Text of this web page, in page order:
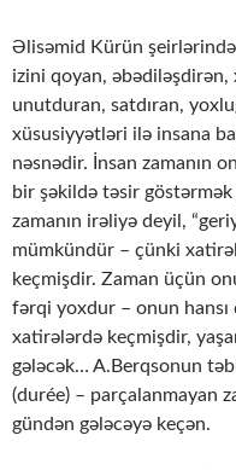
Əlisəmid Kürün
izini qoyan, əbədiləşdirən,
unutduran, satdıran,
xüsusiyyətləri ilə insana
nəsnədir. İnsan zamanın
bir şəkildə təsir
zamanın irəliyə deyil,
mümkündür – çünki
keçmişdir. Zaman üçün
fərqi yoxdur – onun hansı
xatirələrdə keçmişdir,
gələcək… A.Berqsonun
(durée) – parçalanmayan
gündən gələcəyə keçən.